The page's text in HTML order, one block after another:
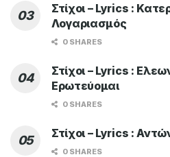
Στίχοι – Lyrics :
Λογαριασμός
0 SHARES
Στίχοι – Lyrics :
Ερωτεύομαι
0 SHARES
Στίχοι – Lyrics :
0 SHARES